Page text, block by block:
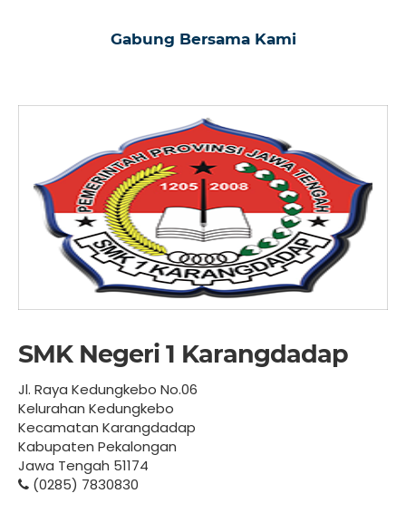
Gabung Bersama Kami
SMK Negeri 1 Karangdadap
Jl. Raya Kedungkebo No.06
Kelurahan Kedungkebo
Kecamatan Karangdadap
Kabupaten Pekalongan
Jawa Tengah 51174
(0285) 7830830